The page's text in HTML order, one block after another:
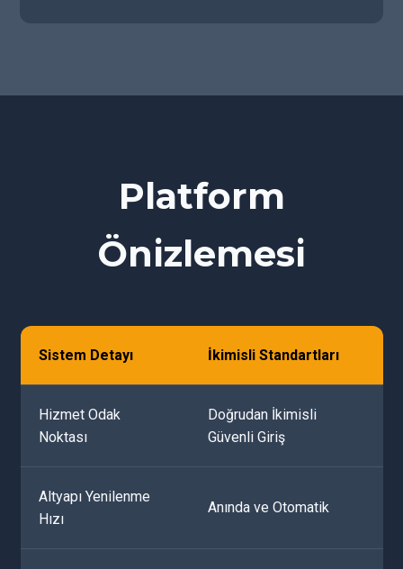
Platform
Önizlemesi
Sistem Detayı İkimisli Standartları
Hizmet Odak
Noktası
Doğrudan İkimisli
Güvenli Giriş
Altyapı Yenilenme
Hızı
Anında ve Otomatik